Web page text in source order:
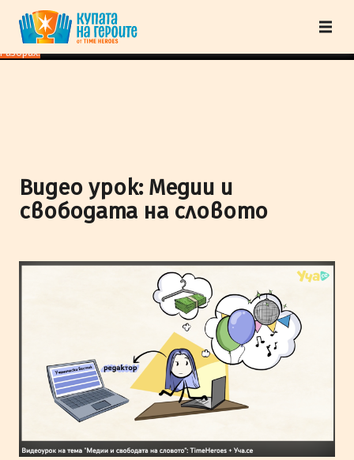
"Купата на героите" от TimeHeroes ползва cookies, за да осигурим по-
добро представяне на сайта и да подобрим Вашето преживяване.Научи
повече
Разбрах!
Видео урок: Медии и
свободата на словото